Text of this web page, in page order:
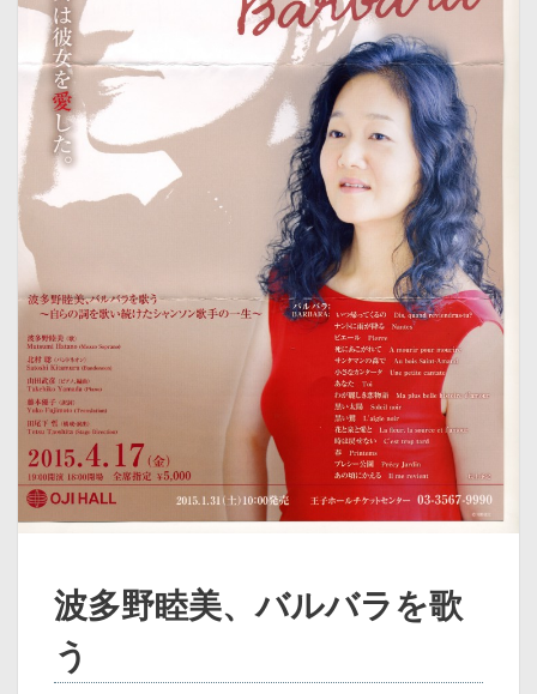
波多野睦美、バルバラを歌
う